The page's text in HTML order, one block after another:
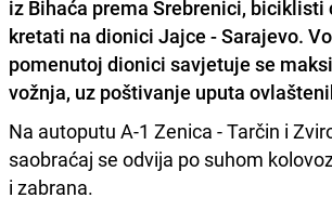
iz Bihaća prema Srebrenici, biciklisti
kretati na dionici Jajce - Sarajevo.
pomenutoj dionici savjetuje se
vožnja, uz poštivanje uputa
Na autoputu A-1 Zenica - Tarčin i
saobraćaj se odvija po suhom
i zabrana.